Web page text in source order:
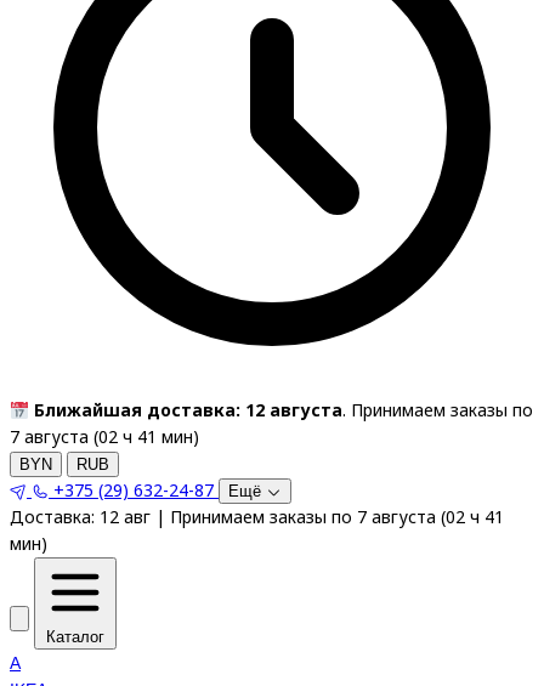
Ближайшая доставка: 12 августа. Принимаем заказы по
7 августа (02 ч 41 мин)
BYN RUB
+375 (29) 632-24-87 Ещё
Доставка: 12 авг | Принимаем заказы по 7 августа (02 ч 41
мин)
Каталог
A